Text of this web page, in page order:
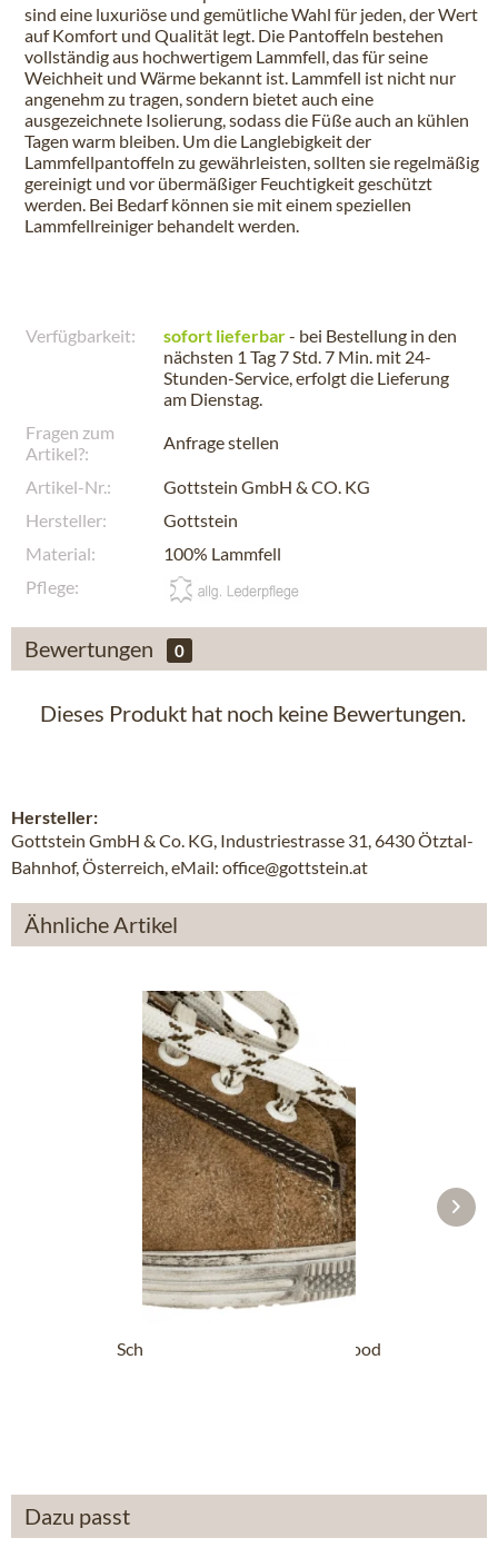
sind eine luxuriöse und gemütliche Wahl für jeden, der Wert
auf Komfort und Qualität legt. Die Pantoffeln bestehen
vollständig aus hochwertigem Lammfell, das für seine
Weichheit und Wärme bekannt ist. Lammfell ist nicht nur
angenehm zu tragen, sondern bietet auch eine
ausgezeichnete Isolierung, sodass die Füße auch an kühlen
Tagen warm bleiben. Um die Langlebigkeit der
Lammfellpantoffeln zu gewährleisten, sollten sie regelmäßig
gereinigt und vor übermäßiger Feuchtigkeit geschützt
werden. Bei Bedarf können sie mit einem speziellen
Lammfellreiniger behandelt werden.
Verfügbarkeit: sofort lieferbar- bei Bestellung in den
nächsten 1 Tag 7 Std. 7 Min. mit 24-
Stunden-Service, erfolgt die Lieferung
am Dienstag.
Fragen zum
Artikel?:
Anfrage stellen
Artikel-Nr.:
Gottstein GmbH & CO. KG
Hersteller:
Gottstein
Material:
100% Lammfell
Pflege:
Bewertungen 0
Dieses Produkt hat noch keine Bewertungen.
Hersteller:
Gottstein GmbH & Co. KG, Industriestrasse 31, 6430 Ötztal-
Bahnhof, Österreich, eMail: office@gottstein.at
Ähnliche Artikel
Schuh VALENTINA Nappato wood
Dazu passt